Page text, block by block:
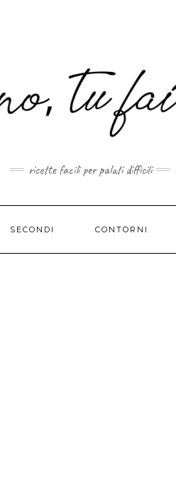
ricette facili per palati difficili
SECONDI CONTORNI